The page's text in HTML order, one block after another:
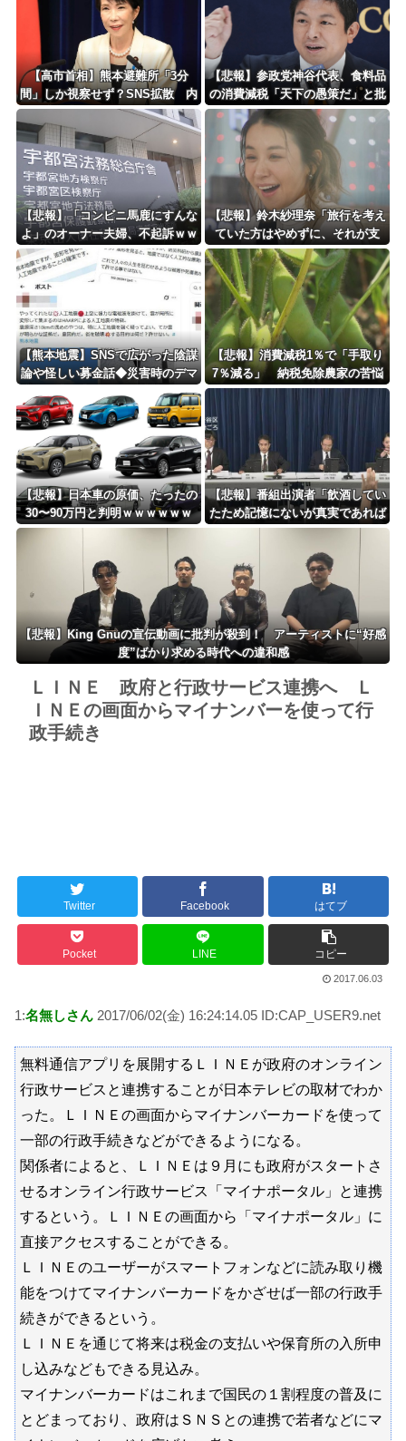
8/4のニュース
日本旅行キャンセルすべきか…1万年ぶり史上最大級の火山の兆し＝韓国の反応
更新中止のお知らせ
海外「おめでとうタキ！」リヴァプール南野がバースデーゴール！！
Powered by livedoor 相互RSS
【高市首相】熊本避難所「3分
間」しか視察せず？SNS拡散 内
閣広報官「51分間」だと否定
【悲報】参政党神谷代表、食料品
の消費減税「天下の愚策だ」と批
判ｗｗｗｗｗｗｗｗｗｗｗｗ
【悲報】「コンビニ馬鹿にすんな
よ」のオーナー夫婦、不起訴ｗｗ
ｗｗｗｗｗｗ
【悲報】鈴木紗理奈「旅行を考え
ていた方はやめずに、それが支
援」
【熊本地震】SNSで広がった陰謀
論や怪しい募金話◆災害時のデマ
注意、専門家は「一次情報チェッ
クを」
【悲報】消費減税1％で「手取り
7％減る」 納税免除農家の苦悩
「販売価格上げざるを得ない」
【悲報】日本車の原価、たったの
30〜90万円と判明ｗｗｗｗｗｗ
ｗｗｗｗｗ
【悲報】番組出演者「飲酒してい
たため記憶にないが真実であれば
申し訳ない」 NHK職員が出演者
【悲報】King Gnuの宣伝動画に批判が殺到！ アーティストに“好感
度”ばかり求める時代への違和感
ＬＩＮＥ 政府と行政サービス連携へ Ｌ
ＩＮＥの画面からマイナンバーを使って行
政手続き
Twitter Facebook はてブ
Pocket LINE コピー
2017.06.03
1:名無しさん 2017/06/02(金) 16:24:14.05 ID:CAP_USER9.net
無料通信アプリを展開するＬＩＮＥが政府のオンライン
行政サービスと連携することが日本テレビの取材でわか
った。ＬＩＮＥの画面からマイナンバーカードを使って
一部の行政手続きなどができるようになる。
関係者によると、ＬＩＮＥは９月にも政府がスタートさ
せるオンライン行政サービス「マイナポータル」と連携
するという。ＬＩＮＥの画面から「マイナポータル」に
直接アクセスすることができる。
ＬＩＮＥのユーザーがスマートフォンなどに読み取り機
能をつけてマイナンバーカードをかざせば一部の行政手
続きができるという。
ＬＩＮＥを通じて将来は税金の支払いや保育所の入所申
し込みなどもできる見込み。
マイナンバーカードはこれまで国民の１割程度の普及に
とどまっており、政府はＳＮＳとの連携で若者などにマ